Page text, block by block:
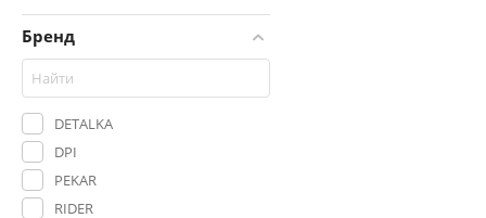
Бренд
DETALKA
DPI
PEKAR
RIDER